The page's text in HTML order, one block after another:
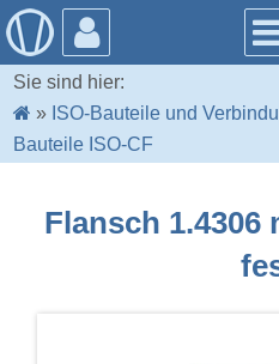
Sie sind hier:
» ISO-Bauteile und
Bauteile ISO-CF
Flansch 1.4306